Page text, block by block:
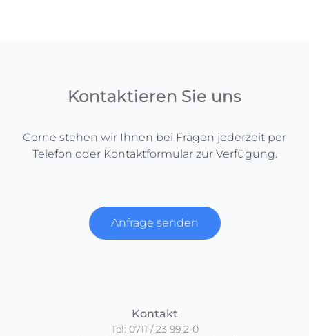
Kontaktieren Sie uns
Gerne stehen wir Ihnen bei Fragen jederzeit per
Telefon oder Kontaktformular zur Verfügung.
Anfrage senden
Kontakt
Tel: 0711 / 23 99 2-0